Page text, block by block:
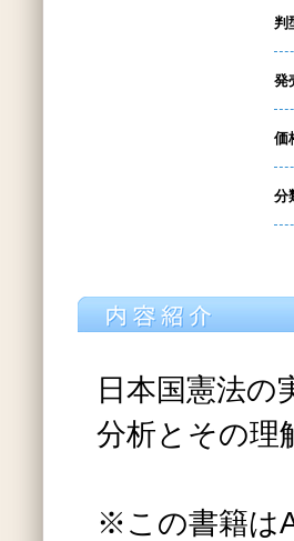
判
発
価
分
日本国憲法の
分析とその理
※この書籍は